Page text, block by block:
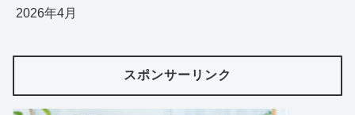
2026年4月
スポンサーリンク